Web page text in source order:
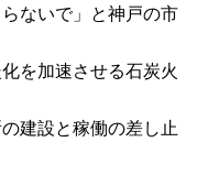
ないで」と神戸の市
を加速させる石炭火
建設と稼働の差し止